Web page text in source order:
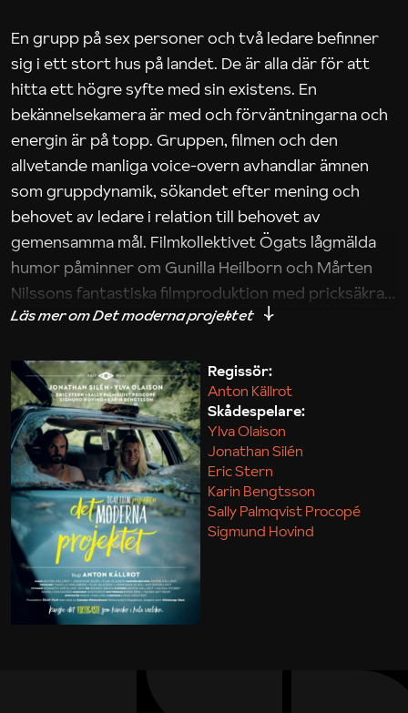
En grupp på sex personer och två ledare befinner
sig i ett stort hus på landet. De är alla där för att
hitta ett högre syfte med sin existens. En
bekännelsekamera är med och förväntningarna och
energin är på topp. Gruppen, filmen och den
allvetande manliga voice-overn avhandlar ämnen
som gruppdynamik, sökandet efter mening och
behovet av ledare i relation till behovet av
gemensamma mål. Filmkollektivet Ögats lågmälda
humor påminner om Gunilla Heilborn och Mårten
Nilssons fantastiska filmproduktion med pricksäkra
iakttagelser om hur svårt det kan vara att omsätta
Maja Kekonius
Regissör:
Anton Källrot
Skådespelare:
Ylva Olaison
Jonathan Silén
Eric Stern
Karin Bengtsson
Sally Palmqvist Procopé
Sigmund Hovind